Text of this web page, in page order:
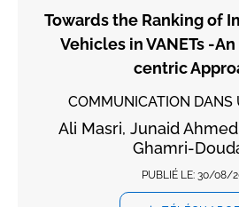
Towards the Ranking of
Vehicles in VANETs -
centric
COMMUNICATION DANS
Ali Masri, Junaid
Ghamri-
PUBLIÉ LE: 30/08/